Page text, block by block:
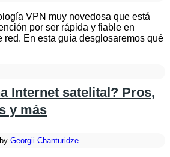
VPN muy novedosa que está
por ser rápida y fiable en
red. En esta guía desglosaremos qué
Internet satelital? Pros,
y más
Georgii Chanturidze